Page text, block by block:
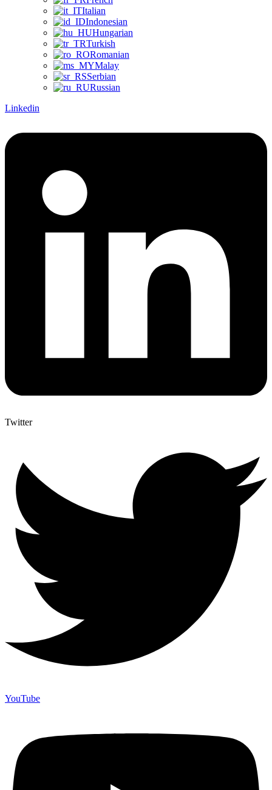
Italian
Indonesian
Hungarian
Turkish
Romanian
Malay
Serbian
Russian
Linkedin
Twitter
YouTube